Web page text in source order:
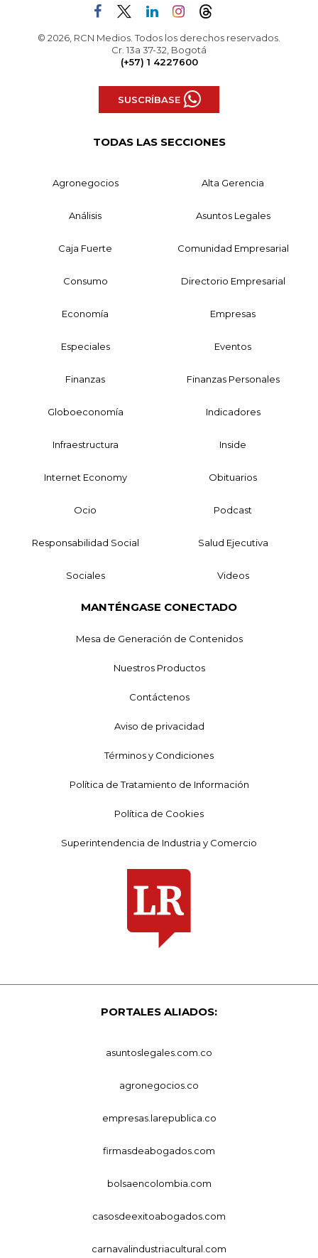
© 2026, RCN Medios. Todos los derechos reservados.
Cr. 13a 37-32, Bogotá
(+57) 1 4227600
SUSCRÍBASE
TODAS LAS SECCIONES
Agronegocios Alta Gerencia
Análisis Asuntos Legales
Caja Fuerte Comunidad Empresarial
Consumo Directorio Empresarial
Economía Empresas
Especiales Eventos
Finanzas Finanzas Personales
Globoeconomía Indicadores
Infraestructura Inside
Internet Economy Obituarios
Ocio Podcast
Responsabilidad Social Salud Ejecutiva
Sociales Videos
MANTÉNGASE CONECTADO
Mesa de Generación de Contenidos
Nuestros Productos
Contáctenos
Aviso de privacidad
Términos y Condiciones
Política de Tratamiento de Información
Política de Cookies
Superintendencia de Industria y Comercio
PORTALES ALIADOS:
asuntoslegales.com.co
agronegocios.co
empresas.larepublica.co
firmasdeabogados.com
bolsaencolombia.com
casosdeexitoabogados.com
carnavalindustriacultural.com